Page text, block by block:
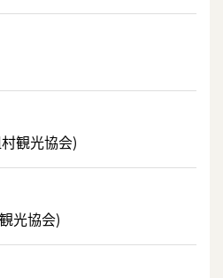
観光協会)
光協会)